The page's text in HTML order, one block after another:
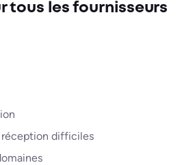
tous les fournisseurs
réception difficiles